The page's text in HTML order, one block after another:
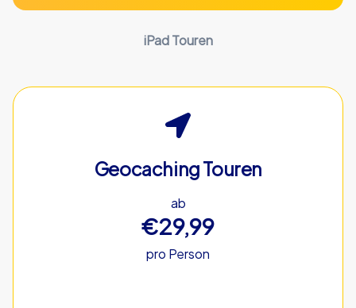
iPad Touren
Geocaching Touren
ab
€29,99
pro Person